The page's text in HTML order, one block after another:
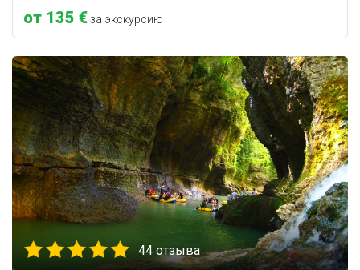
от 135 €за экскурсию
44 отзыва